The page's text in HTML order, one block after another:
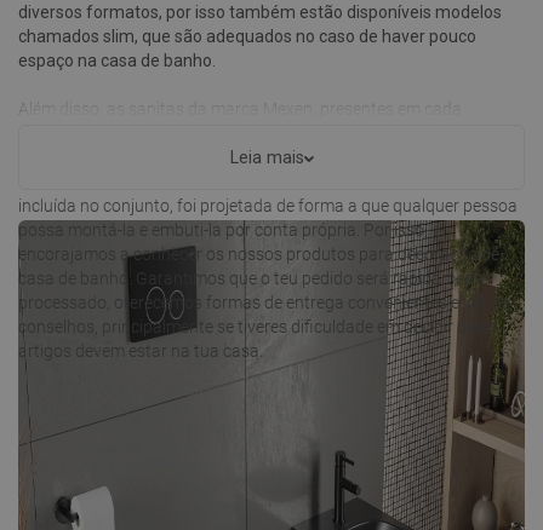
diversos formatos, por isso também estão disponíveis modelos
chamados slim, que são adequados no caso de haver pouco
espaço na casa de banho.
Além disso, as sanitas da marca Mexen, presentes em cada
significa que não acumula sujidade difícil de remover na sua
incluída no conjunto, foi projetada de forma a que qualquer pessoa
possa montá-la e embuti-la por conta própria. Por isso,
encorajamos a conhecer os nossos produtos para decoração de
casa de banho. Garantimos que o teu pedido será rapidamente
processado, oferecemos formas de entrega convenientes e vários
conselhos, principalmente se tiveres dificuldade em decidir quais
artigos devem estar na tua casa.
Leia mais